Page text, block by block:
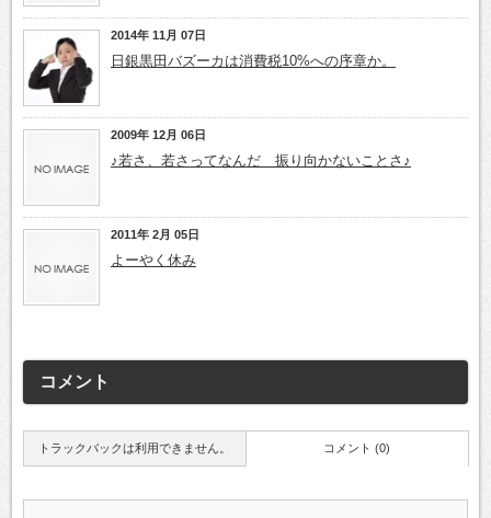
2014年 11月 07日
日銀黒田バズーカは消費税10%への序章か。
2009年 12月 06日
♪若さ、若さってなんだ 振り向かないことさ♪
2011年 2月 05日
よーやく休み
コメント
トラックバックは利用できません。 コメント (0)